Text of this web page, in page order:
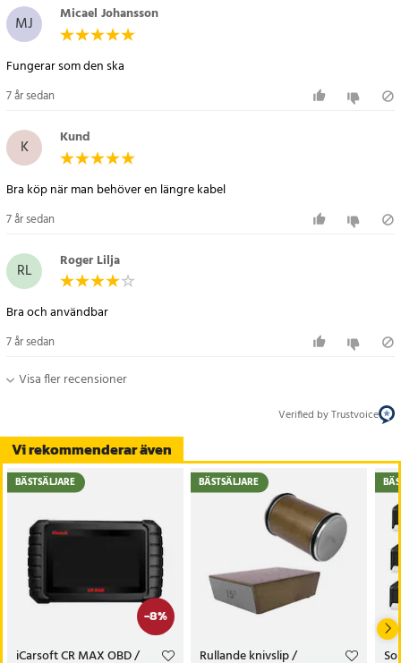
Vi rekommenderar även
-8%
BÄSTSÄLJARE
iCarsoft CR MAX OBD /
BÄSTSÄLJARE
Rullande knivslip /
MJ Micael Johansson
Fungerar som den ska
7 år sedan
K Kund
Bra köp när man behöver en längre kabel
7 år sedan
RL Roger Lilja
Bra och användbar
7 år sedan
Visa fler recensioner
Verified by Trustvoice